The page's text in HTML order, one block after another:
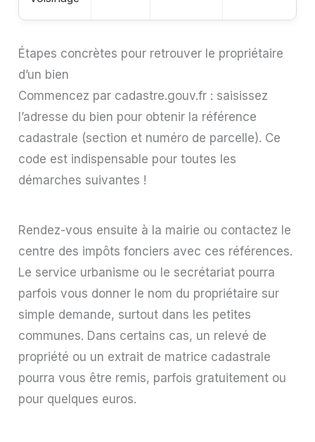
Étapes concrètes pour retrouver le propriétaire
d’un bien
Commencez par cadastre.gouv.fr : saisissez
l’adresse du bien pour obtenir la référence
cadastrale (section et numéro de parcelle). Ce
code est indispensable pour toutes les
démarches suivantes !
Rendez-vous ensuite à la mairie ou contactez le
centre des impôts fonciers avec ces références.
Le service urbanisme ou le secrétariat pourra
parfois vous donner le nom du propriétaire sur
simple demande, surtout dans les petites
communes. Dans certains cas, un relevé de
propriété ou un extrait de matrice cadastrale
pourra vous être remis, parfois gratuitement ou
pour quelques euros.